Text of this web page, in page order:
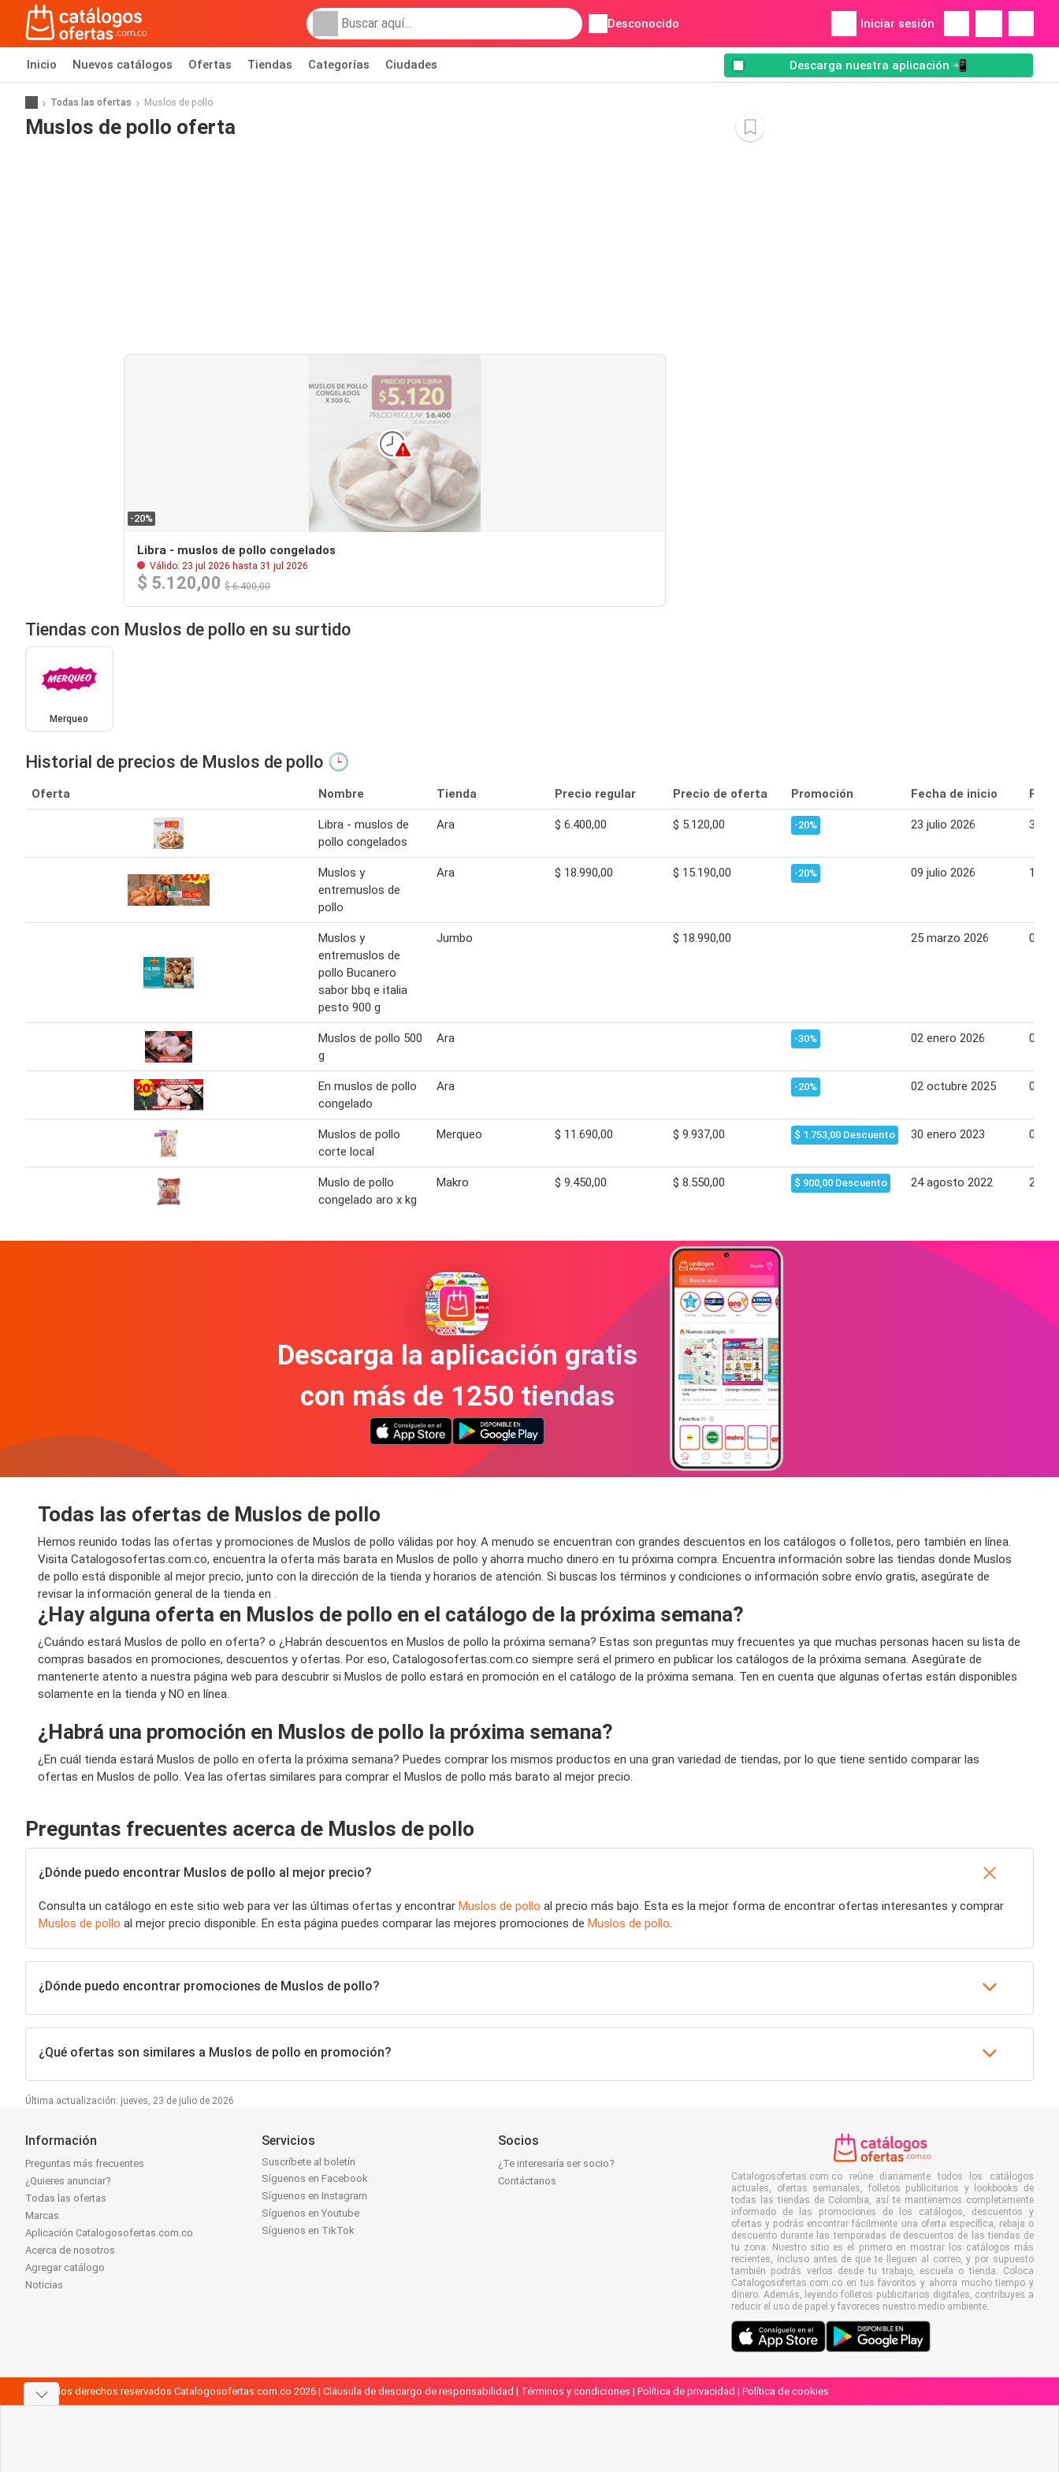
Desconocido Iniciar sesión
Inicio Nuevos catálogos Ofertas Tiendas Categorías Ciudades Descarga nuestra aplicación 📲
Todas las ofertas Muslos de pollo
Muslos de pollo oferta
-20%
Libra - muslos de pollo congelados
Válido: 23 jul 2026 hasta 31 jul 2026
$ 5.120,00 $ 6.400,00
Tiendas con Muslos de pollo en su surtido
Merqueo
Historial de precios de Muslos de pollo 🕒
Oferta Nombre Tienda Precio regular Precio de oferta Promoción Fecha de inicio
Libra - muslos de
pollo congelados
Ara $ 6.400,00 $ 5.120,00 -20% 23 julio 2026 31
Muslos y
entremuslos de
pollo
Ara $ 18.990,00 $ 15.190,00 -20% 09 julio 2026 15
Muslos y
entremuslos de
pollo Bucanero
sabor bbq e italia
pesto 900 g
Jumbo $ 18.990,00 25 marzo 2026 05
Muslos de pollo 500
g
Ara -30% 02 enero 2026 07
En muslos de pollo
congelado
Ara -20% 02 octubre 2025 05
Muslos de pollo
corte local
Merqueo $ 11.690,00 $ 9.937,00 $ 1.753,00 Descuento 30 enero 2023 01
Muslo de pollo
congelado aro x kg
Makro $ 9.450,00 $ 8.550,00 $ 900,00 Descuento 24 agosto 2022 23
Descarga la aplicación gratis
con más de 1250 tiendas
Todas las ofertas de Muslos de pollo
Hemos reunido todas las ofertas y promociones de Muslos de pollo válidas por hoy. A menudo se encuentran con grandes descuentos en los catálogos o folletos, pero también en línea.
Visita Catalogosofertas.com.co, encuentra la oferta más barata en Muslos de pollo y ahorra mucho dinero en tu próxima compra. Encuentra información sobre las tiendas donde Muslos
de pollo está disponible al mejor precio, junto con la dirección de la tienda y horarios de atención. Si buscas los términos y condiciones o información sobre envío gratis, asegúrate de
revisar la información general de la tienda en
¿Hay alguna oferta en Muslos de pollo en el catálogo de la próxima semana?
¿Cuándo estará Muslos de pollo en oferta? o ¿Habrán descuentos en Muslos de pollo la próxima semana? Estas son preguntas muy frecuentes ya que muchas personas hacen su lista de
compras basados en promociones, descuentos y ofertas. Por eso, Catalogosofertas.com.co siempre será el primero en publicar los catálogos de la próxima semana. Asegúrate de
mantenerte atento a nuestra página web para descubrir si Muslos de pollo estará en promoción en el catálogo de la próxima semana. Ten en cuenta que algunas ofertas están disponibles
solamente en la tienda y NO en línea.
¿Habrá una promoción en Muslos de pollo la próxima semana?
¿En cuál tienda estará Muslos de pollo en oferta la próxima semana? Puedes comprar los mismos productos en una gran variedad de tiendas, por lo que tiene sentido comparar las
ofertas en Muslos de pollo. Vea las ofertas similares para comprar el Muslos de pollo más barato al mejor precio.
Preguntas frecuentes acerca de Muslos de pollo
¿Dónde puedo encontrar Muslos de pollo al mejor precio?
Consulta un catálogo en este sitio web para ver las últimas ofertas y encontrar Muslos de pollo al precio más bajo. Esta es la mejor forma de encontrar ofertas interesantes y comprar
Muslos de pollo al mejor precio disponible. En esta página puedes comparar las mejores promociones de Muslos de pollo
¿Dónde puedo encontrar promociones de Muslos de pollo?
¿Qué ofertas son similares a Muslos de pollo en promoción?
Última actualización: jueves, 23 de julio de 2026
Información
Preguntas más frecuentes
¿Quieres anunciar?
Todas las ofertas
Marcas
Aplicación Catalogosofertas.com.co
Acerca de nosotros
Agregar catálogo
Noticias
Servicios
Suscríbete al boletín
Síguenos en Facebook
Síguenos en Instagram
Síguenos en Youtube
Síguenos en TikTok
Socios
¿Te interesaría ser socio?
Contáctanos
Catalogosofertas.com.co reúne diariamente todos los catálogos
actuales, ofertas semanales, folletos publicitarios y lookbooks de
todas las tiendas de Colombia, así te mantenemos completamente
informado de las promociones de los catálogos, descuentos y
ofertas y podrás encontrar fácilmente una oferta específica, rebaja o
descuento durante las temporadas de descuentos de las tiendas de
tu zona. Nuestro sitio es el primero en mostrar los catálogos más
recientes, incluso antes de que te lleguen al correo, y por supuesto
también podrás verlos desde tu trabajo, escuela o tienda. Coloca
Catalogosofertas.com.co en tus favoritos y ahorra mucho tiempo y
dinero. Además, leyendo folletos publicitarios digitales, contribuyes a
reducir el uso de papel y favoreces nuestro medio ambiente.
Todos los derechos reservados Catalogosofertas.com.co 2026 | Cláusula de descargo de responsabilidad | Términos y condiciones | Política de privacidad | Política de cookies